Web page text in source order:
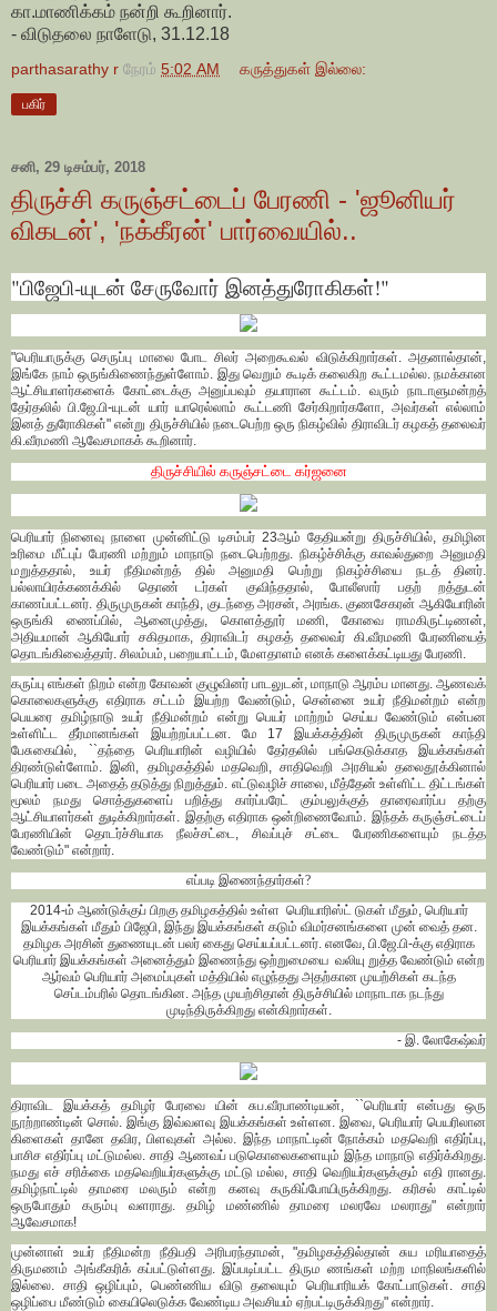
கா.மாணிக்கம் நன்றி கூறினார்.
- விடுதலை நாளேடு, 31.12.18
parthasarathy r நேரம் 5:02 AM கருத்துகள் இல்லை:
பகிர்
சனி, 29 டிசம்பர், 2018
திருச்சி கருஞ்சட்டைப் பேரணி - 'ஜூனியர்
விகடன்', 'நக்கீரன்' பார்வையில்..
"பிஜேபி-யுடன் சேருவோர் இனத்துரோகிகள்!"
"பெரியாருக்கு செருப்பு மாலை போட சிலர் அறைகூவல் விடுக்கிறார்கள். அதனால்தான்,
இங்கே நாம் ஒருங்கிணைந்துள்ளோம். இது வெறும் கூடிக் கலைகிற கூட்டமல்ல. நமக்கான
ஆட்சியாளர்களைக் கோட்டைக்கு அனுப்பவும் தயாரான கூட்டம். வரும் நாடாளுமன்றத்
தேர்தலில் பி.ஜே.பி-யுடன் யார் யாரெல்லாம் கூட்டணி சேர்கிறார்களோ, அவர்கள் எல்லாம்
இனத் துரோகிகள்" என்று திருச்சியில் நடைபெற்ற ஒரு நிகழ்வில் திராவிடர் கழகத் தலைவர்
கி.வீரமணி ஆவேசமாகக் கூறினார்.
திருச்சியில் கருஞ்சட்டை கர்ஜனை
பெரியார் நினைவு நாளை முன்னிட்டு டிசம்பர் 23ஆம் தேதியன்று திருச்சியில், தமிழின
உரிமை மீட்புப் பேரணி மற்றும் மாநாடு நடைபெற்றது. நிகழ்ச்சிக்கு காவல்துறை அனுமதி
மறுத்ததால், உயர் நீதிமன்றத் தில் அனுமதி பெற்று நிகழ்ச்சியை நடத் தினர்.
பல்லாயிரக்கணக்கில் தொண் டர்கள் குவிந்ததால், போலீஸார் பதற் றத்துடன்
காணப்பட்டனர். திருமுருகன் காந்தி, குடந்தை அரசன், அரங்க. குணசேகரன் ஆகியோரின்
ஒருங்கி ணைப்பில், ஆனைமுத்து, கொளத்தூர் மணி, கோவை ராமகிருட்டிணன்,
அதியமான் ஆகியோர் சகிதமாக, திராவிடர் கழகத் தலைவர் கி.வீரமணி பேரணியைத்
தொடங்கிவைத்தார். சிலம்பம், பறையாட்டம், மேளதாளம் எனக் களைக்கட்டியது பேரணி.
கருப்பு எங்கள் நிறம் என்ற கோவன் குழுவினர் பாடலுடன், மாநாடு ஆரம்ப மானது. ஆணவக்
கொலைகளுக்கு எதிராக சட்டம் இயற்ற வேண்டும், சென்னை உயர் நீதிமன்றம் என்ற
பெயரை தமிழ்நாடு உயர் நீதிமன்றம் என்று பெயர் மாற்றம் செய்ய வேண்டும் என்பன
உள்ளிட்ட தீர்மானங்கள் இயற்றப்பட்டன. மே 17 இயக்கத்தின் திருமுருகன் காந்தி
பேசுகையில், ``தந்தை பெரியாரின் வழியில் தேர்தலில் பங்கெடுக்காத இயக்கங்கள்
திரண்டுள்ளோம். இனி, தமிழகத்தில் மதவெறி, சாதிவெறி அரசியல் தலைதூக்கினால்
பெரியார் படை அதைத் தடுத்து நிறுத்தும். எட்டுவழிச் சாலை, மீத்தேன் உள்ளிட்ட திட்டங்கள்
மூலம் நமது சொத்துகளைப் பறித்து கார்ப்பரேட் கும்பலுக்குத் தாரைவார்ப்ப தற்கு
ஆட்சியாளர்கள் துடிக்கிறார்கள். இதற்கு எதிராக ஒன்றிணைவோம். இந்தக் கருஞ்சட்டைப்
பேரணியின் தொடர்ச்சியாக நீலச்சட்டை, சிவப்புச் சட்டை பேரணிகளையும் நடத்த
வேண்டும்" என்றார்.
எப்படி இணைந்தார்கள்?
2014-ம் ஆண்டுக்குப் பிறகு தமிழகத்தில் உள்ள பெரியாரிஸ்ட் டுகள் மீதும், பெரியார்
இயக்கங்கள் மீதும் பிஜேபி, இந்து இயக்கங்கள் கடும் விமர்சனங்களை முன் வைத் தன.
தமிழக அரசின் துணையுடன் பலர் கைது செய்யப்பட்டனர். எனவே, பி.ஜே.பி-க்கு எதிராக
பெரியார் இயக்கங்கள் அனைத்தும் இணைந்து ஒற்றுமையை வலியு றுத்த வேண்டும் என்ற
ஆர்வம் பெரியார் அமைப்புகள் மத்தியில் எழுந்தது அதற்கான முயற்சிகள் கடந்த
செப்டம்பரில் தொடங்கின. அந்த முயற்சிதான் திருச்சியில் மாநாடாக நடந்து
முடிந்திருக்கிறது என்கிறார்கள்.
- இ. லோகேஷ்வர்
திராவிட இயக்கத் தமிழர் பேரவை யின் சுப.வீரபாண்டியன், ``பெரியார் என்பது ஒரு
நூற்றாண்டின் சொல். இங்கு இவ்வளவு இயக்கங்கள் உள்ளன. இவை, பெரியார் பெயரிலான
கிளைகள் தானே தவிர, பிளவுகள் அல்ல. இந்த மாநாட்டின் நோக்கம் மதவெறி எதிர்ப்பு,
பாசிச எதிர்ப்பு மட்டுமல்ல. சாதி ஆணவப் படுகொலைகளையும் இந்த மாநாடு எதிர்க்கிறது.
நமது எச் சரிக்கை மதவெறியர்களுக்கு மட்டு மல்ல, சாதி வெறியர்களுக்கும் எதி ரானது.
தமிழ்நாட்டில் தாமரை மலரும் என்ற கனவு கருகிப்போயிருக்கிறது. கரிசல் காட்டில்
ஒருபோதும் கரும்பு வளராது. தமிழ் மண்ணில் தாமரை மலரவே மலராது" என்றார்
ஆவேசமாக!
முன்னாள் உயர் நீதிமன்ற நீதிபதி அரிபரந்தாமன், "தமிழகத்தில்தான் சுய மரியாதைத்
திருமணம் அங்கீகரிக் கப்பட்டுள்ளது. இப்படிப்பட்ட திரும ணங்கள் மற்ற மாநிலங்களில்
இல்லை. சாதி ஒழிப்பும், பெண்ணிய விடு தலையும் பெரியாரியக் கோட்பாடுகள். சாதி
ஒழிப்பை மீண்டும் கையிலெடுக்க வேண்டிய அவசியம் ஏற்பட்டிருக்கிறது" என்றார்.